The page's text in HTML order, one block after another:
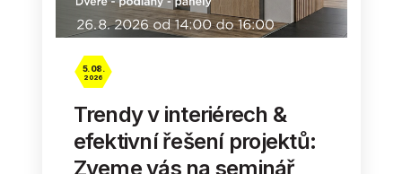
5. 08.
2026
Trendy v interiérech &
efektivní řešení projektů:
Zveme vás na seminář